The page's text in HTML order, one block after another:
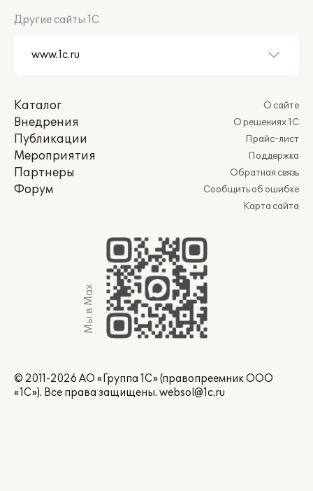
Другие сайты 1С
Каталог
Внедрения
Публикации
Мероприятия
Партнеры
Форум
О сайте
О решениях 1С
Прайс-лист
Поддержка
Обратная связь
Сообщить об ошибке
Карта сайта
Мы в Max
© 2011-2026 АО «Группа 1С» (правопреемник ООО
«1С»). Все права защищены. websol@1c.ru